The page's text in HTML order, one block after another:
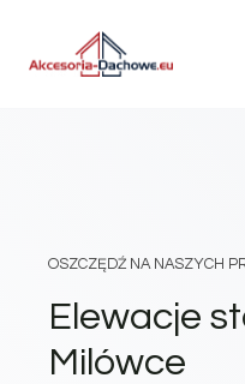
OSZCZĘDŹ NA NASZYCH
Elewacje
Milówce